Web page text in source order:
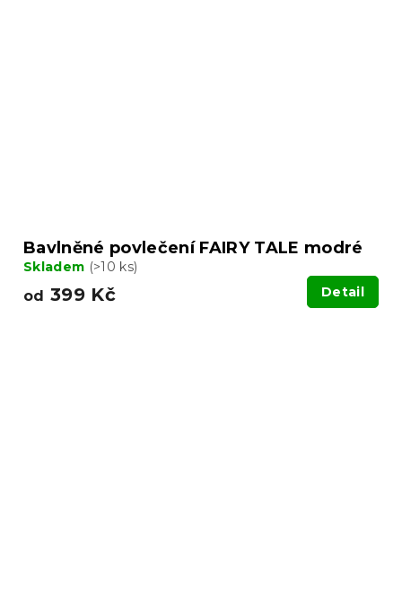
Bavlněné povlečení FAIRY TALE modré
Skladem (>10 ks)
od 399 Kč Detail